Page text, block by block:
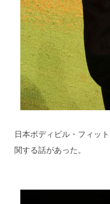
日本ボディビル・フィッ
関する話があった。